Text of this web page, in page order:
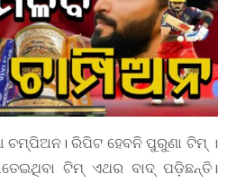
ରିପିଟ ହେବନି ପୁରୁଣା ଟିମ୍ ।
ଟିମ୍ ଏଥର ବାଦ୍ ପଡ଼ିଛନ୍ତି।